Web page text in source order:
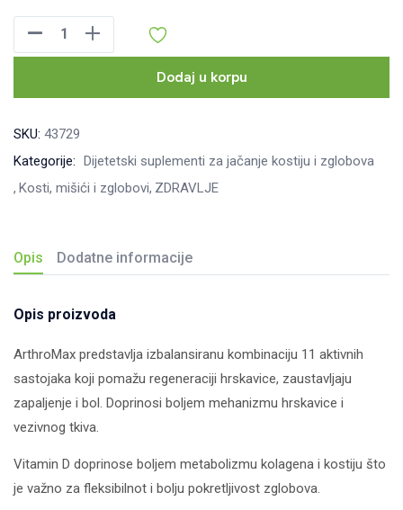
ArthroMax
kapsule
zglobove,
Dodaj u korpu
SKU: 43729
Kategorije: Dijetetski suplementi za jačanje kostiju i zglobova
Kosti, mišići i zglobovi ZDRAVLJE
Opis Dodatne informacije
Opis proizvoda
ArthroMax predstavlja izbalansiranu kombinaciju 11 aktivnih
sastojaka koji pomažu regeneraciji hrskavice, zaustavljaju
zapaljenje i bol. Doprinosi boljem mehanizmu hrskavice i
vezivnog tkiva.
Vitamin D doprinose boljem metabolizmu kolagena i kostiju što
je važno za fleksibilnot i bolju pokretljivost zglobova.